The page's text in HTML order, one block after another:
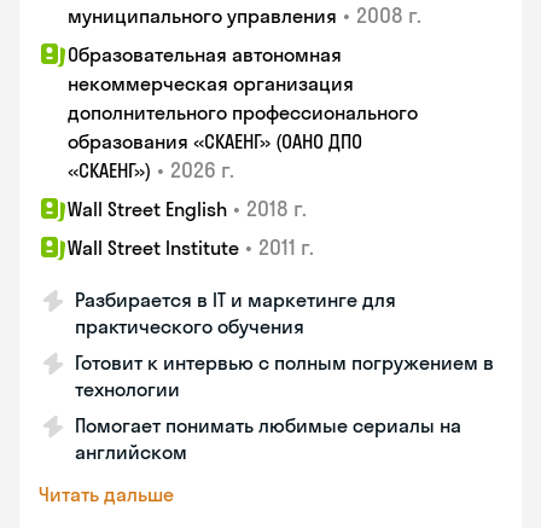
муниципального управления • 2008 г.
Образовательная автономная
некоммерческая организация
дополнительного профессионального
образования «СКАЕНГ» (ОАНО ДПО
«СКАЕНГ») • 2026 г.
Wall Street English • 2018 г.
Wall Street Institute • 2011 г.
Разбирается в IT и маркетинге для
практического обучения
Готовит к интервью с полным погружением в
технологии
Помогает понимать любимые сериалы на
английском
Читать дальше